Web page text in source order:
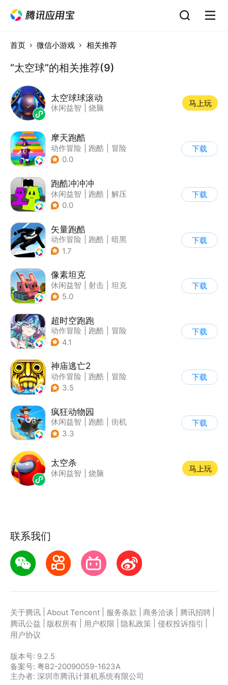
首页 微信小游戏 相关推荐
“太空球”的相关推荐(9)
太空球球滚动
休闲益智 烧脑
马上玩
摩天跑酷
动作冒险 跑酷
冒险
| 横版过关
0.0
下载
跑酷冲冲冲
休闲益智 跑酷
解压
| 清新
0.0
下载
矢量跑酷
动作冒险 跑酷
暗黑
| 通关
1.7
下载
像素坦克
休闲益智 射击
坦克
| 像素风
5.0
下载
超时空跑跑
动作冒险 跑酷
冒险
| 沙盒
4.1
下载
神庙逃亡2
动作冒险 跑酷
冒险
| 欧美风
3.5
下载
疯狂动物园
休闲益智 跑酷
街机
| 像素风
3.3
下载
太空杀
休闲益智 烧脑
马上玩
联系我们
关于腾讯 About Tencent 服务条款 商务洽谈 腾讯招聘
腾讯公益
版权所有 用户权限 隐私政策 侵权投诉指引
用户协议
版本号: 9.2.5
备案号: 粤B2-20090059-1623A
主办者: 深圳市腾讯计算机系统有限公司